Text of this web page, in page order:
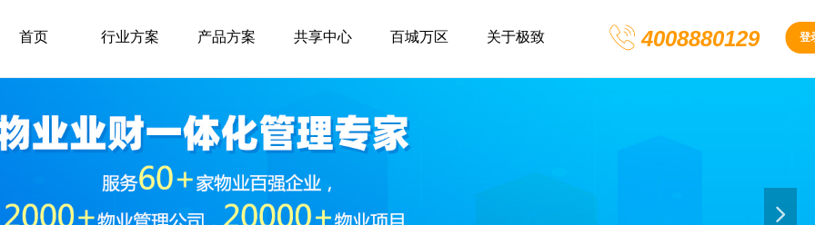
4008880129 登
首页 行业方案 产品方案 共享中心 百城万区 关于极致
넲